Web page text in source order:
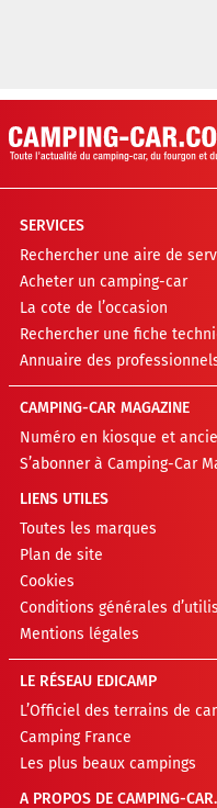
SERVICES
Rechercher une aire de
Acheter un camping-car
La cote de l’occasion
Rechercher une fiche
Annuaire des
CAMPING-CAR MAGAZINE
Numéro en kiosque et
S’abonner à Camping-Car
LIENS UTILES
Toutes les marques
Plan de site
Cookies
Conditions générales
Mentions légales
LE RÉSEAU EDICAMP
L’Officiel des terrains de
Camping France
Les plus beaux campings
A PROPOS DE CAMPING-